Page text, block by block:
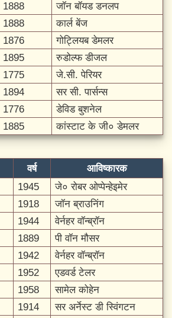
1888
जॉन बॉयड डनलप
1888
कार्ल बेंज
1876
गोट्लियब डेमलर
1895
रुडोल्फ डीजल
1775
जे.सी. पेरियर
1894
सर सी. पार्सन्स
1776
डेविड बुशनेल
1885 कांस्टाट के जी० डेमलर
वर्ष
आविष्कारक
1945
जे० रोबर ओप्पेन्हेइमेर
1918
जॉन ब्राउनिंग
1944
वेर्नहर वॉन्ब्रॉन
1889
पी वॉन मौसर
1942
वेर्नहर वॉन्ब्रॉन
1952
एडवर्ड टेलर
1958
सामेल कोहेन
1914
सर अर्नेस्ट डी स्विंगटन